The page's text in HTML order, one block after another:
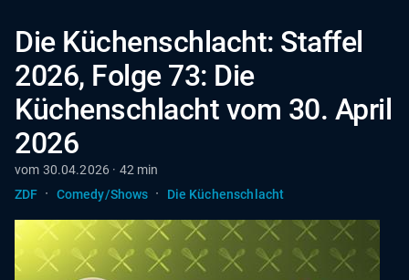
Die Küchenschlacht: Staffel
2026, Folge 73: Die
Küchenschlacht vom 30. April
2026
vom 30.04.2026 · 42 min
ZDF · Comedy/Shows · Die Küchenschlacht